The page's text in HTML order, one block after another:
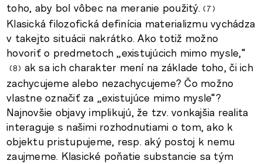
toho, aby bol vôbec na meranie použitý.
7
Klasická filozofická definícia materializmu vychádza
v takejto situácii nakrátko. Ako totiž možno
hovoriť o predmetoch „existujúcich mimo mysle,“
8
ak sa ich charakter mení na základe toho, či ich
zachycujeme alebo nezachycujeme? Čo možno
vlastne označiť za „existujúce mimo mysle“?
Najnovšie objavy implikujú, že tzv. vonkajšia realita
interaguje s našimi rozhodnutiami o tom, ako k
objektu pristupujeme, resp. aký postoj k nemu
zaujmeme. Klasické poňatie substancie sa tým